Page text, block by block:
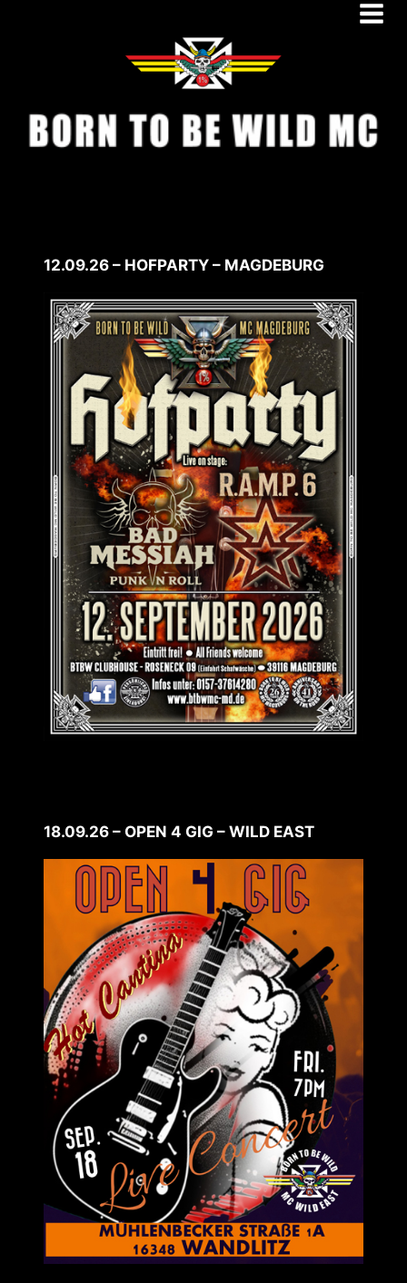
12.09.26 – HOFPARTY – MAGDEBURG
18.09.26 – OPEN 4 GIG – WILD EAST